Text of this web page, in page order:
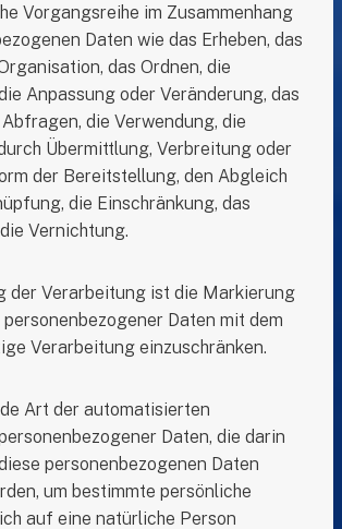
Vorgangsreihe im Zusammenhang
Daten wie das Erheben, das
das Ordnen, die
Anpassung oder Veränderung, das
die Verwendung, die
Übermittlung, Verbreitung oder
der Bereitstellung, den Abgleich
die Einschränkung, das
Vernichtung.
der Verarbeitung ist die Markierung
Daten mit dem
Verarbeitung einzuschränken.
Art der automatisierten
Daten, die darin
personenbezogenen Daten
um bestimmte persönliche
auf eine natürliche Person